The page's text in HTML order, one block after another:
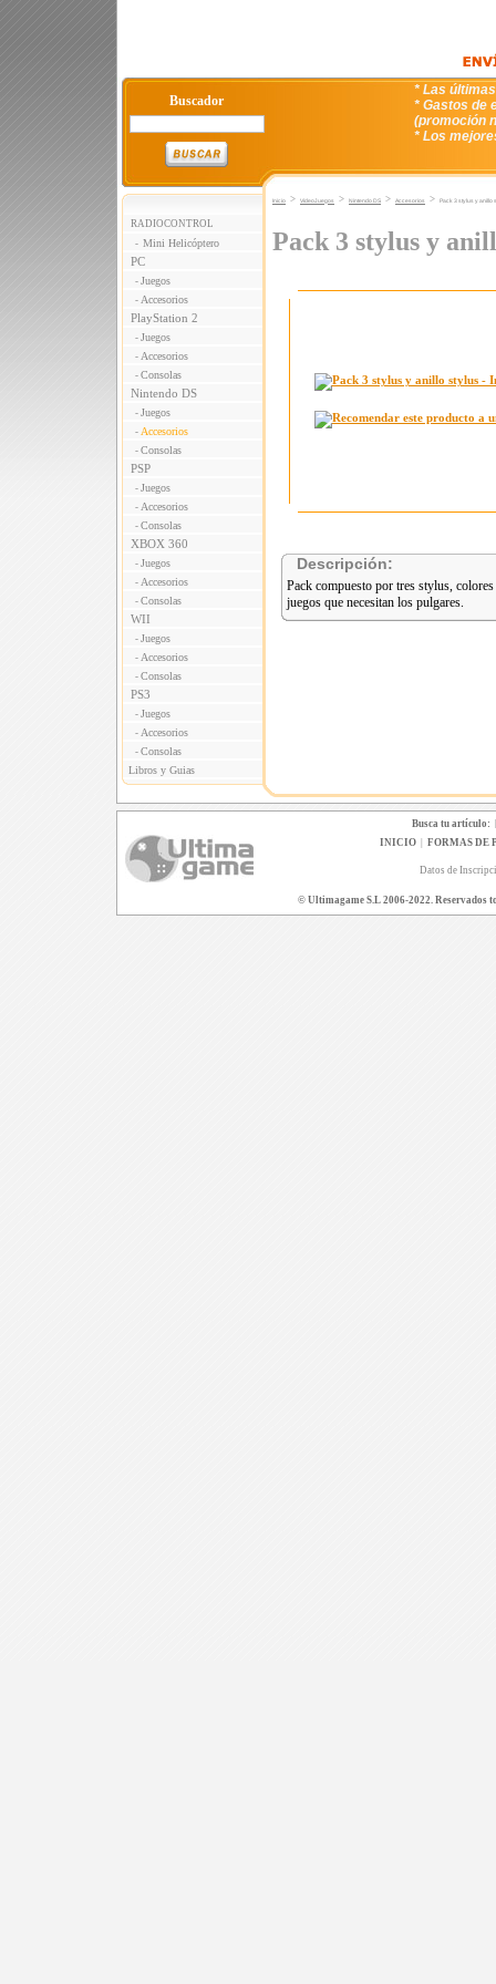
Buscador
* Las
* Gastos de
(promoción
* Los
RADIOCONTROL
- Mini Helicóptero
PC
- Juegos
- Accesorios
PlayStation 2
- Juegos
- Accesorios
- Consolas
Nintendo DS
- Juegos
- Accesorios
- Consolas
PSP
- Juegos
- Accesorios
- Consolas
XBOX 360
- Juegos
- Accesorios
- Consolas
WII
- Juegos
- Accesorios
- Consolas
PS3
- Juegos
- Accesorios
- Consolas
Libros y Guias
Inicio > VideoJuegos > Nintendo DS > Accesorios > Pack 3 stylus y anillo
Pack 3 stylus y
Descripción:
Pack compuesto por tres stylus,
juegos que necesitan los pulgares.
Busca tu artículo:
INICIO| FORMAS DE
Datos de
© Ultimagame S.L 2006-2022. Reservados